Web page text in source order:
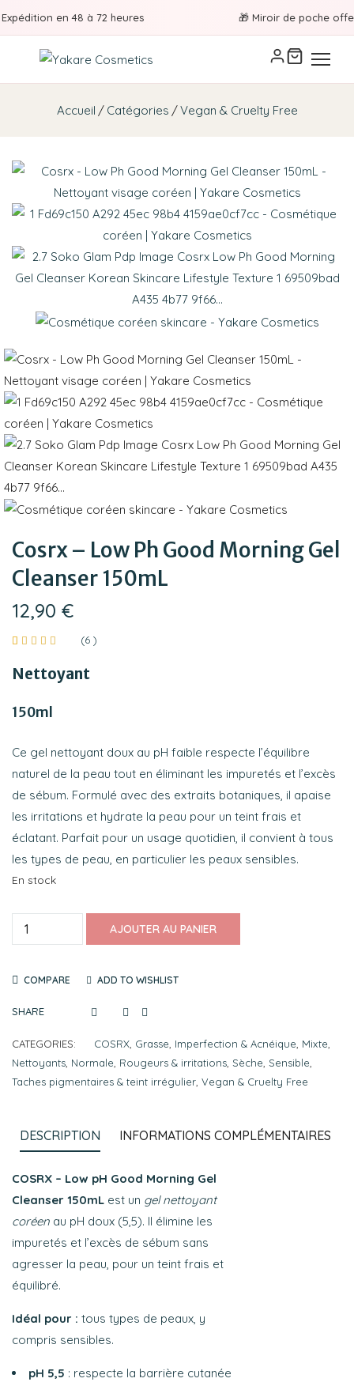
en 48 à 72 heures 🎁 Miroir de poche
Accueil Catégories Vegan & Cruelty Free
Cosrx – Low Ph Good Morning Gel
Cleanser 150mL
12,90 €
5 basé
client
(6 )
Nettoyant
150ml
Ce gel nettoyant doux au pH faible respecte l’équilibre
naturel de la peau tout en éliminant les impuretés et l’excès
de sébum. Formulé avec des extraits botaniques, il apaise
les irritations et hydrate la peau pour un teint frais et
éclatant. Parfait pour un usage quotidien, il convient à tous
les types de peau, en particulier les peaux sensibles.
En stock
AJOUTER AU PANIER
COMPARE ADD TO WISHLIST
SHARE
CATEGORIES: COSRX, Grasse, Imperfection & Acnéique, Mixte,
Nettoyants, Normale, Rougeurs & irritations, Sèche, Sensible,
Taches pigmentaires & teint irrégulier, Vegan & Cruelty Free
DESCRIPTION INFORMATIONS COMPLÉMENTAIRES
COSRX – Low pH Good Morning Gel
Cleanser 150mL est un gel nettoyant
coréen au pH doux (5,5). Il élimine les
impuretés et l’excès de sébum sans
agresser la peau, pour un teint frais et
équilibré.
Idéal pour : tous types de peaux, y
compris sensibles.
pH 5,5 : respecte la barrière cutanée